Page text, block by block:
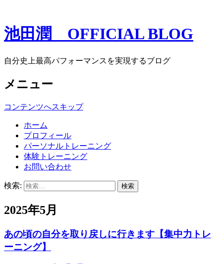
池田潤 OFFICIAL BLOG
自分史上最高パフォーマンスを実現するブログ
メニュー
コンテンツへスキップ
ホーム
プロフィール
パーソナルトレーニング
体験トレーニング
お問い合わせ
検索:
2025年5月
あの頃の自分を取り戻しに行きます【集中力トレ
ーニング】